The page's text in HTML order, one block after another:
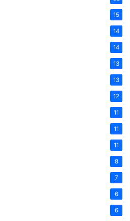
15
14
14
13
13
12
11
11
11
8
7
6
6